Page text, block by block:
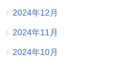
2024年12月
2024年11月
2024年10月